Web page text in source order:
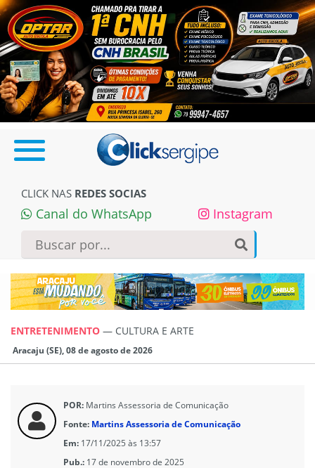
CLICK NAS REDES SOCIAS
Canal do WhatsApp Instagram
ENTRETENIMENTO — CULTURA E ARTE
Aracaju (SE), 08 de agosto de 2026
POR: Martins Assessoria de Comunicação
Fonte: Martins Assessoria de Comunicação
Em: 17/11/2025 às 13:57
Pub.: 17 de novembro de 2025